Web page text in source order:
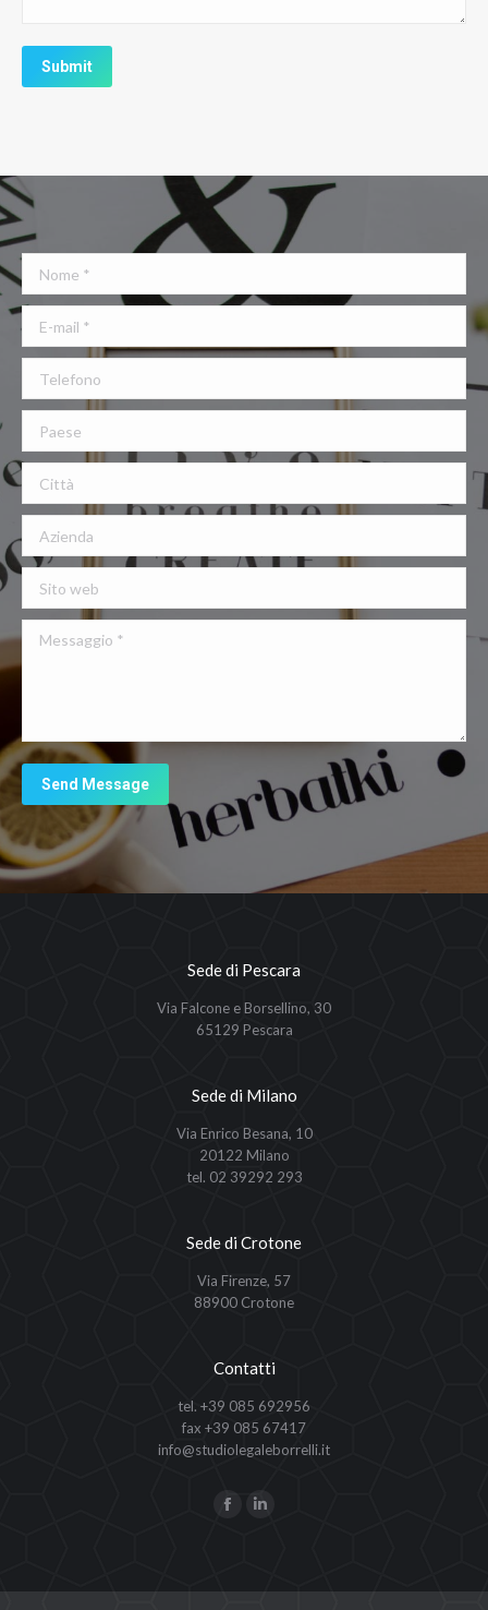
Submit
Nome *
E-mail *
Telefono
Paese
Città
Azienda
Sito web
Messaggio *
Send Message
Sede di Pescara
Via Falcone e Borsellino, 30
65129 Pescara
Sede di Milano
Via Enrico Besana, 10
20122 Milano
tel. 02 39292 293
Sede di Crotone
Via Firenze, 57
88900 Crotone
Contatti
tel. +39 085 692956
fax +39 085 67417
info@studiolegaleborrelli.it
FacebookLinkedin